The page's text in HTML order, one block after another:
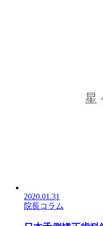
2020.01.31
院長コラム